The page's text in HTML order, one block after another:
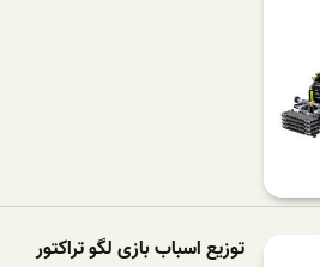
توزیع اسباب بازی لگو تراکتور